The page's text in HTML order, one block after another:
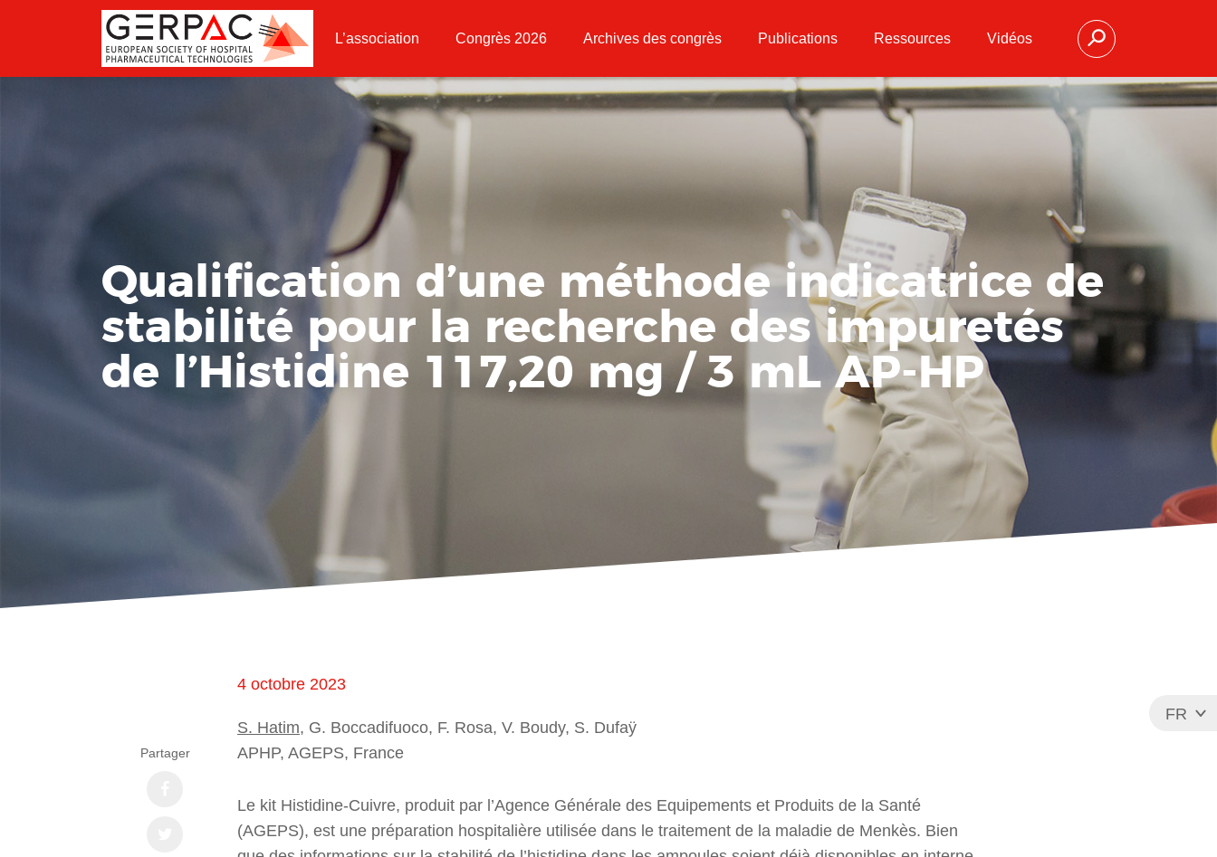
L’association Congrès 2026 Archives des congrès Publications Ressources Vidéos
FR
Qualification d’une méthode indicatrice de
stabilité pour la recherche des impuretés
de l’Histidine 117,20 mg / 3 mL AP-HP
4 octobre 2023
S. Hatim, G. Boccadifuoco, F. Rosa, V. Boudy, S. Dufaÿ
APHP, AGEPS, France
Le kit Histidine-Cuivre, produit par l’Agence Générale des Equipements et Produits de la Santé
(AGEPS), est une préparation hospitalière utilisée dans le traitement de la maladie de Menkès. Bien
Partager